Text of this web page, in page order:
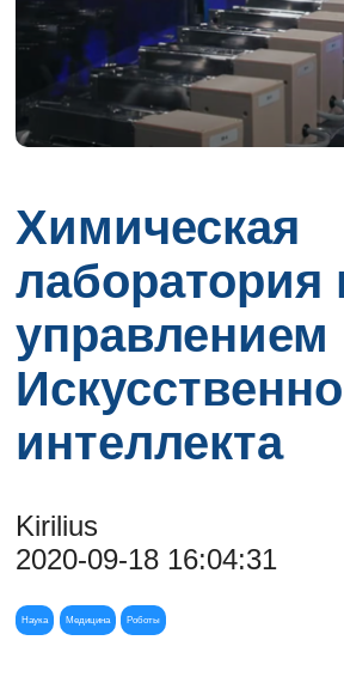
Химическая
лаборатория
управлением
интеллекта
Kirilius
2020-09-18 16:04:31
Наука Медицина Роботы